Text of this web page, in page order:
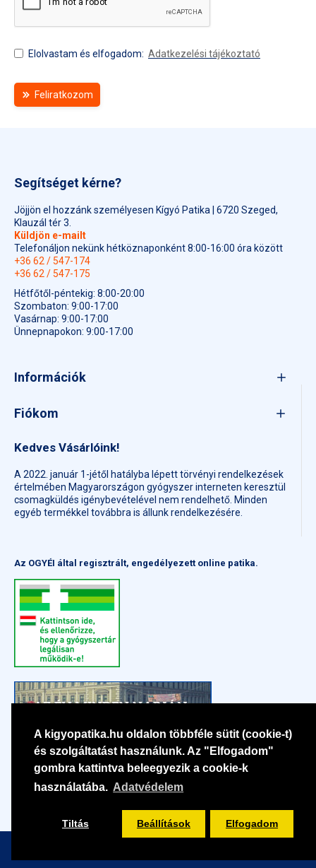
A kigyopatika.hu oldalon többféle sütit (cookie-t)
és szolgáltatást használunk. Az "Elfogadom"
gombra kattintva beleegyezik a cookie-k
használatába. Adatvédelem
Tiltás Beállítások Elfogadom
Elolvastam és elfogadom: Adatkezelési tájékoztató
Feliratkozom
Segítséget kérne?
Jöjjön el hozzánk személyesen Kígyó Patika | 6720 Szeged,
Klauzál tér 3.
Küldjön e-mailt
Telefonáljon nekünk hétköznaponként 8:00-16:00 óra között
+36 62 / 547-174
+36 62 / 547-175
Hétfőtől-péntekig: 8:00-20:00
Szombaton: 9:00-17:00
Vasárnap: 9:00-17:00
Ünnepnapokon: 9:00-17:00
Információk
Fiókom
Kedves Vásárlóink!
A 2022. január 1-jétől hatályba lépett törvényi rendelkezések
értelmében Magyarországon gyógyszer interneten keresztül
csomagküldés igénybevételével nem rendelhető. Minden
egyéb termékkel továbbra is állunk rendelkezésére.
Az OGYÉI által regisztrált, engedélyezett online patika.